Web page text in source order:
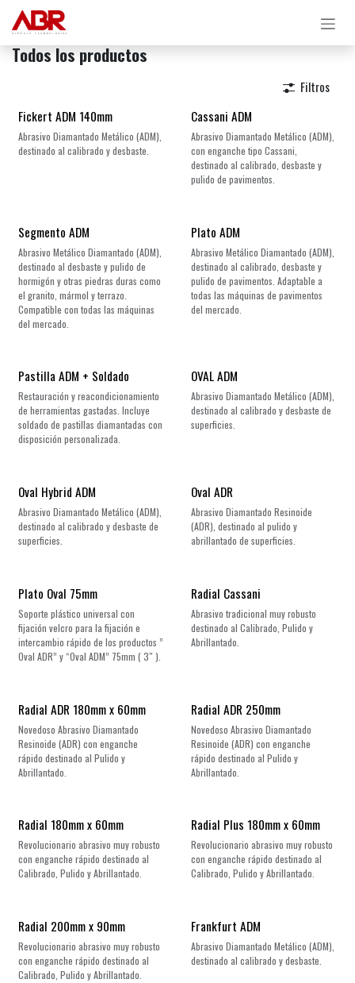
Ir al contenido
Todos los productos
Filtros
Fickert ADM 140mm
Abrasivo Diamantado Metálico (ADM),
destinado al calibrado y desbaste.
Cassani ADM
Abrasivo Diamantado Metálico (ADM),
con enganche tipo Cassani,
destinado al calibrado, desbaste y
pulido de pavimentos.
Segmento ADM
Abrasivo Metálico Diamantado (ADM),
destinado al desbaste y pulido de
hormigón y otras piedras duras como
el granito, mármol y terrazo.
Compatible con todas las máquinas
del mercado.
Plato ADM
Abrasivo Metálico Diamantado (ADM),
destinado al calibrado, desbaste y
pulido de pavimentos. Adaptable a
todas las máquinas de pavimentos
del mercado.
Pastilla ADM + Soldado
Restauración y reacondicionamiento
de herramientas gastadas. Incluye
soldado de pastillas diamantadas con
disposición personalizada.
¡Nuevo!
OVAL ADM
Abrasivo Diamantado Metálico (ADM),
destinado al calibrado y desbaste de
superficies.
Oval Hybrid ADM
Abrasivo Diamantado Metálico (ADM),
destinado al calibrado y desbaste de
superficies.
Oval ADR
Abrasivo Diamantado Resinoide
(ADR), destinado al pulido y
abrillantado de superficies.
Plato Oval 75mm
Soporte plástico universal con
fijación velcro para la fijación e
intercambio rápido de los productos ”
Oval ADR” y “Oval ADM” 75mm ( 3″ ).
Radial Cassani
Abrasivo tradicional muy robusto
destinado al Calibrado, Pulido y
Abrillantado.
Radial ADR 180mm x 60mm
Novedoso Abrasivo Diamantado
Resinoide (ADR) con enganche
rápido destinado al Pulido y
Abrillantado.
Radial ADR 250mm
Novedoso Abrasivo Diamantado
Resinoide (ADR) con enganche
rápido destinado al Pulido y
Abrillantado.
Radial 180mm x 60mm
Revolucionario abrasivo muy robusto
con enganche rápido destinado al
Calibrado, Pulido y Abrillantado.
Radial Plus 180mm x 60mm
Revolucionario abrasivo muy robusto
con enganche rápido destinado al
Calibrado, Pulido y Abrillantado.
Radial 200mm x 90mm
Revolucionario abrasivo muy robusto
con enganche rápido destinado al
Calibrado, Pulido y Abrillantado.
¡Nuevo!
Frankfurt ADM
Abrasivo Diamantado Metálico (ADM),
destinado al calibrado y desbaste.